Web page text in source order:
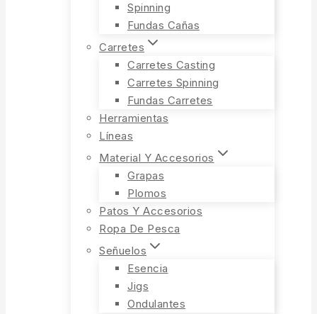
Spinning
Fundas Cañas
Carretes
Carretes Casting
Carretes Spinning
Fundas Carretes
Herramientas
Líneas
Material Y Accesorios
Grapas
Plomos
Patos Y Accesorios
Ropa De Pesca
Señuelos
Esencia
Jigs
Ondulantes